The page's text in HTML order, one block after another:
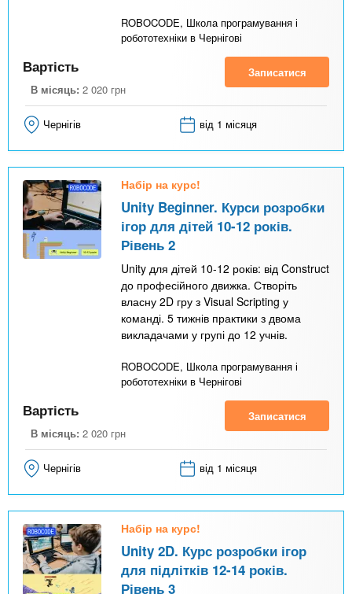
ROBOCODE, Школа програмування і
робототехніки в Чернігові
Вартість
В місяць: 2 020 грн
Записатися
Чернігів від 1 місяця
Набір на курс!
Unity Beginner. Курси розробки
ігор для дітей 10-12 років.
Рівень 2
Unity для дітей 10-12 років: від Construct
до професійного движка. Створіть
власну 2D гру з Visual Scripting у
команді. 5 тижнів практики з двома
викладачами у групі до 12 учнів.
ROBOCODE, Школа програмування і
робототехніки в Чернігові
Вартість
В місяць: 2 020 грн
Записатися
Чернігів від 1 місяця
Набір на курс!
Unity 2D. Курс розробки ігор
для підлітків 12-14 років.
Рівень 3